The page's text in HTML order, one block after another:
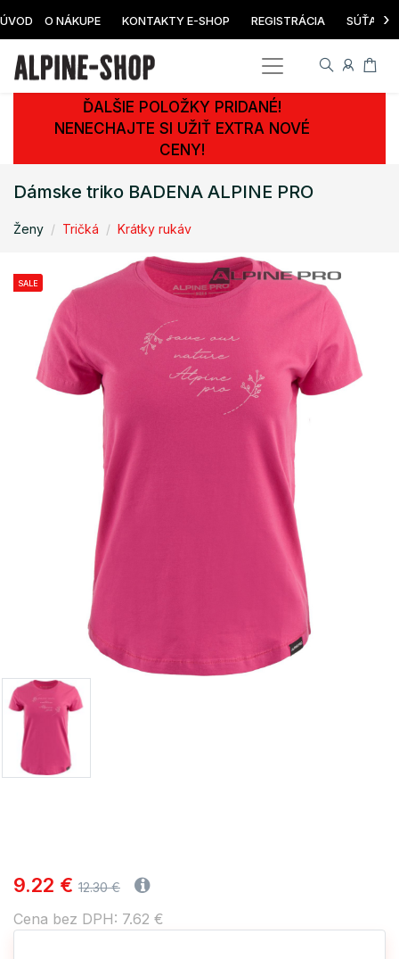
ÚVOD O NÁKUPE KONTAKTY E-SHOP REGISTRÁCIA SÚŤAŽ ›
ĎALŠIE POLOŽKY PRIDANÉ!
NENECHAJTE SI UŽIŤ EXTRA NOVÉ
CENY!
Dámske triko BADENA ALPINE PRO
Ženy Tričká Krátky rukáv
SALE
9.22 € 12.30 €
Cena bez DPH: 7.62 €